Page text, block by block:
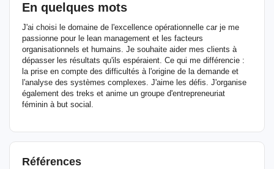
En quelques mots
J'ai choisi le domaine de l'excellence opérationnelle car je me
passionne pour le lean management et les facteurs
organisationnels et humains. Je souhaite aider mes clients à
dépasser les résultats qu'ils espéraient. Ce qui me différencie :
la prise en compte des difficultés à l'origine de la demande et
l'analyse des systèmes complexes. J'aime les défis. J'organise
également des treks et anime un groupe d'entrepreneuriat
féminin à but social.
Références